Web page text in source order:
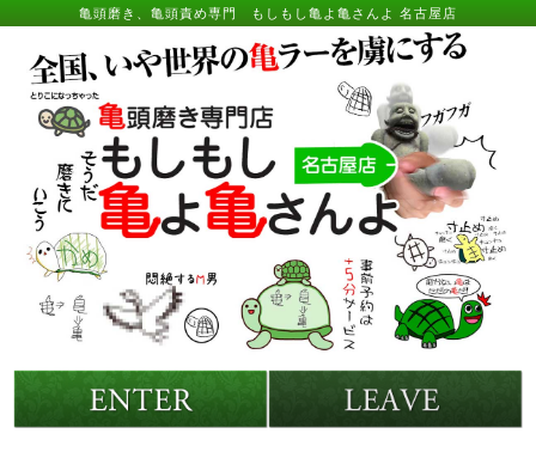
トップページ | 亀頭責め・フェ
亀頭磨き、亀頭責め専門 もしもし亀よ亀さんよ 名古屋店